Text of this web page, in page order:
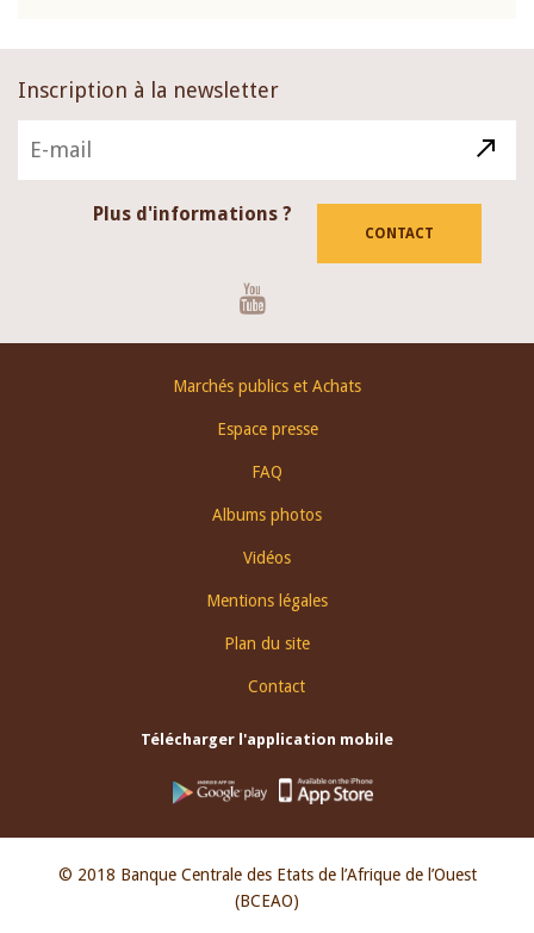
Inscription à la newsletter
Plus d'informations ?
CONTACT
Marchés publics et Achats
Espace presse
FAQ
Albums photos
Vidéos
Mentions légales
Plan du site
Contact
Télécharger l'application mobile
© 2018 Banque Centrale des Etats de l’Afrique de l’Ouest
(BCEAO)